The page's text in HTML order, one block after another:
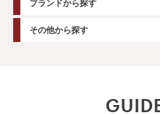
ブランドから探す
その他から探す